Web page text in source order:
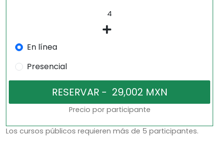
En línea
Presencial
Precio por participante
Los cursos públicos requieren más de 5 participantes.